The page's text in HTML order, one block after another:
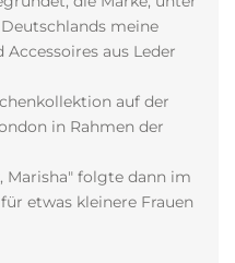
meine
aus Leder
auf der
in Rahmen der
Marisha" folgte dann im
etwas kleinere Frauen